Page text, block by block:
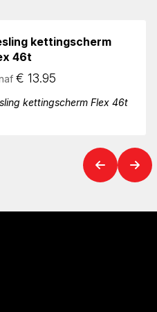
kettingscherm
46t
€ 13.95
kettingscherm Flex 46t